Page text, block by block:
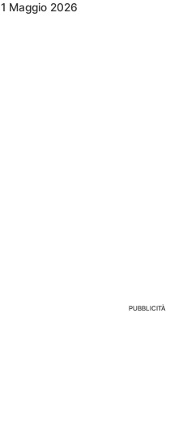
1 Maggio 2026
PUBBLICITÀ